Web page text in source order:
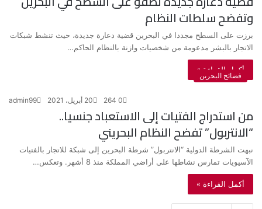
وتفضح سلطات النظام
برزت على السطح مجددا في البحرين قضية دعارة جديدة، حيث تنشط شبكات
الاتجار بالبشر مدعومة من شخصيات وازنة بالنظام الحاكم…
أكمل القراءة »
فضائح البحرين
admin99 20 أبريل، 2021 0
من استدراج الفتيات إلى الاستعباد جنسيا..
“الانتربول” تفضح النظام البحريني
نبهت الشرطة الدولية “الانتربول” شرطة البحرين إلى شبكة للاتجار بالفتيات
الآسيويات تمارس نشاطها على أراضي المملكة منذ 8 أشهر. وتعكس…
أكمل القراءة »